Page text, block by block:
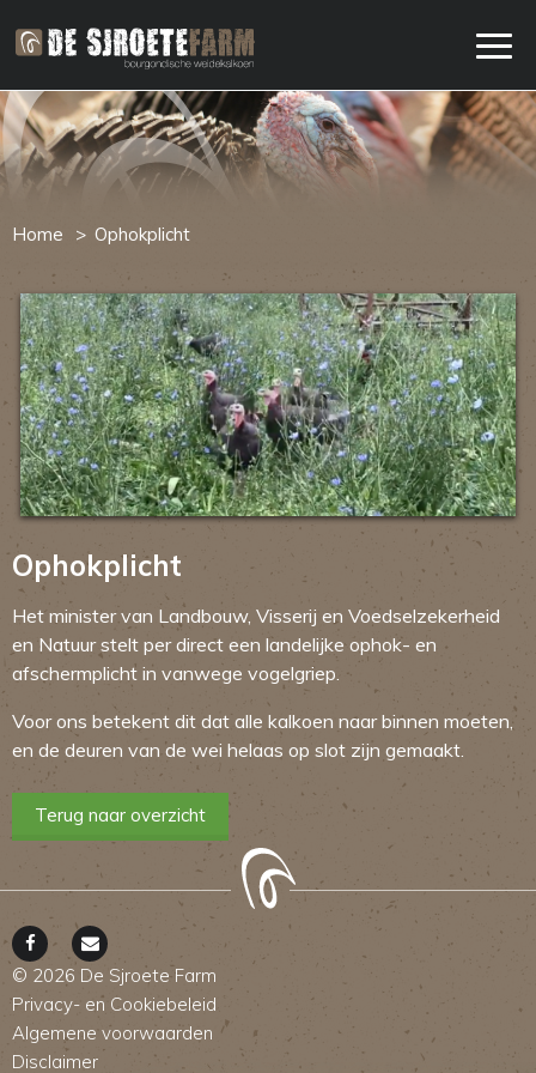
Home Ophokplicht
Ophokplicht
Het minister van Landbouw, Visserij en Voedselzekerheid
en Natuur stelt per direct een landelijke ophok- en
afschermplicht in vanwege vogelgriep.
Voor ons betekent dit dat alle kalkoen naar binnen moeten,
en de deuren van de wei helaas op slot zijn gemaakt.
Terug naar overzicht
© 2026 De Sjroete Farm
Privacy- en Cookiebeleid
Algemene voorwaarden
Disclaimer